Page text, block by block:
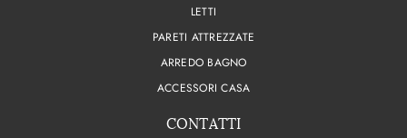
LETTI
PARETI ATTREZZATE
ARREDO BAGNO
ACCESSORI CASA
CONTATTI